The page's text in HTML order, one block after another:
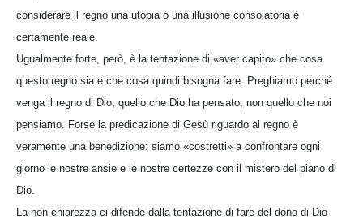
considerare il regno una utopia o una illusione consolatoria è
certamente reale.
Ugualmente forte, però, è la tentazione di «aver capito» che cosa
questo regno sia e che cosa quindi bisogna fare. Preghiamo perché
venga il regno di Dio, quello che Dio ha pensato, non quello che noi
pensiamo. Forse la predicazione di Gesù riguardo al regno è
veramente una benedizione: siamo «costretti» a confrontare ogni
giorno le nostre ansie e le nostre certezze con il mistero del piano di
Dio.
La non chiarezza ci difende dalla tentazione di fare del dono di Dio